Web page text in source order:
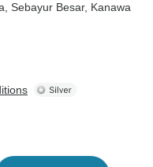
, Sebayur Besar, Kanawa